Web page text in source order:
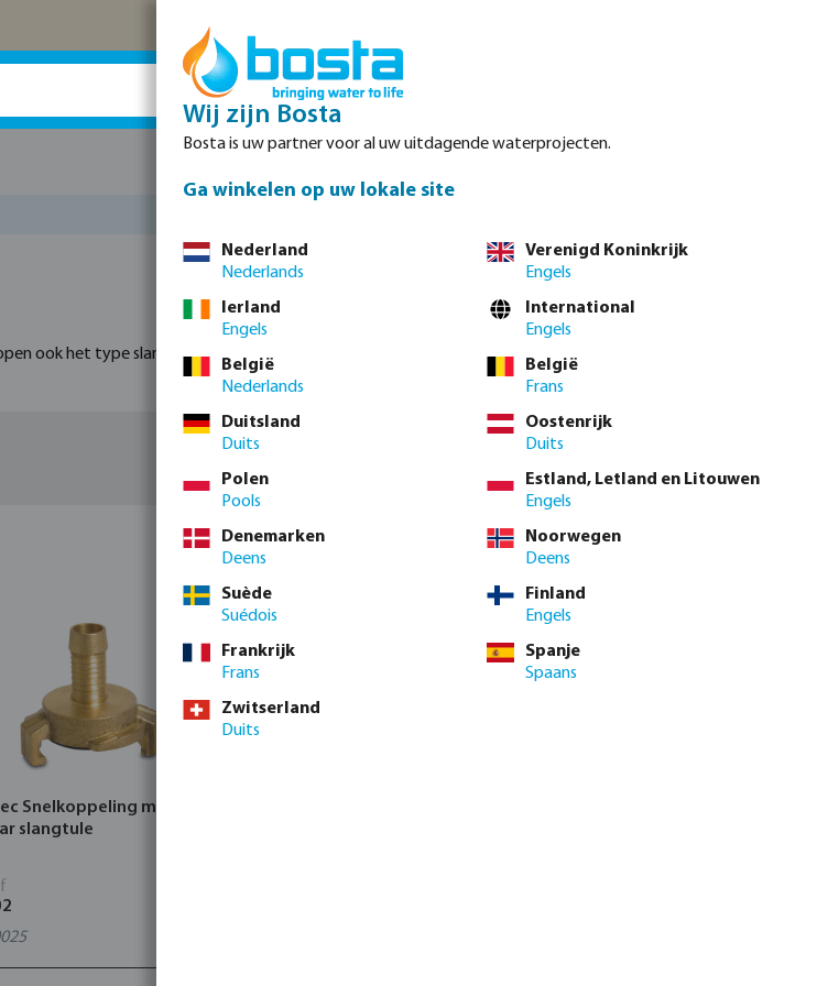
ook het type slangklem met een snelsluitsysteem. Onze
Snelkoppeling messing
slangtule
Wij zijn Bosta
Bosta is uw partner voor al uw uitdagende waterprojecten.
Ga winkelen op uw lokale site
Nederland
Nederlands
Verenigd Koninkrijk
Engels
Ierland
Engels
International
Engels
België
Nederlands
België
Frans
Duitsland
Duits
Oostenrijk
Duits
Polen
Pools
Estland, Letland en Litouwen
Engels
Denemarken
Deens
Noorwegen
Deens
Suède
Suédois
Finland
Engels
Frankrijk
Frans
Spanje
Spaans
Zwitserland
Duits